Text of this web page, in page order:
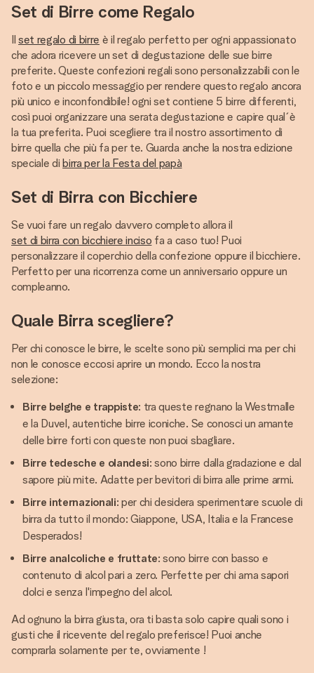
Set di Birre come Regalo
Ilset regalo di birre è il regalo perfetto per ogni appassionato
che adora ricevere un set di degustazione delle sue birre
preferite. Queste confezioni regali sono personalizzabili con le
foto e un piccolo messaggio per rendere questo regalo ancora
più unico e inconfondibile! ogni set contiene 5 birre differenti,
così puoi organizzare una serata degustazione e capire qual´è
la tua preferita. Puoi scegliere tra il nostro assortimento di
birre quella che più fa per te. Guarda anche la nostra edizione
speciale dibirra per la Festa del papà
Set di Birra con Bicchiere
Se vuoi fare un regalo davvero completo allora il
set di birra con bicchiere inciso fa a caso tuo! Puoi
personalizzare il coperchio della confezione oppure il bicchiere.
Perfetto per una ricorrenza come un anniversario oppure un
compleanno.
Quale Birra scegliere?
Per chi conosce le birre, le scelte sono più semplici ma per chi
non le conosce eccosi aprire un mondo. Ecco la nostra
selezione:
Birre belghe e trappiste: tra queste regnano la Westmalle
e la Duvel, autentiche birre iconiche. Se conosci un amante
delle birre forti con queste non puoi sbagliare.
Birre tedesche e olandesi: sono birre dalla gradazione e dal
sapore più mite. Adatte per bevitori di birra alle prime armi.
Birre internazionali: per chi desidera sperimentare scuole di
birra da tutto il mondo: Giappone, USA, Italia e la Francese
Desperados!
Birre analcoliche e fruttate: sono birre con basso e
contenuto di alcol pari a zero. Perfette per chi ama sapori
dolci e senza l'impegno del alcol.
Ad ognuno la birra giusta, ora ti basta solo capire quali sono i
gusti che il ricevente del regalo preferisce! Puoi anche
comprarla solamente per te, ovviamente !